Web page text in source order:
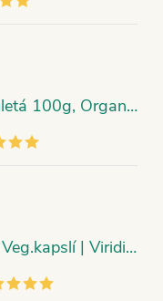
Skořice Bio, pravá cejlonská mletá 100g, Organic India
Ostropestřec - Milk Thistle 90 Veg.kapslí | Viridian